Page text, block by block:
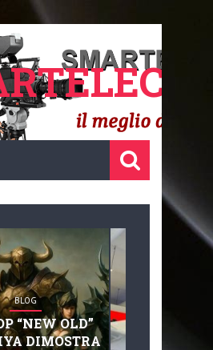
BLOG
“NEW OLD”
DIMOSTRA